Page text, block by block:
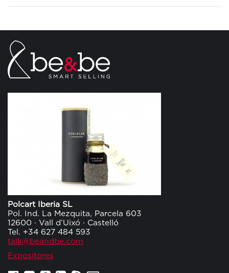
Polcart Iberia SL
Pol. Ind. La Mezquita, Parcela 603
12600 · Vall d’Uixó · Castelló
Tel. +34 627 484 593
talk@beandbe.com
Expositores